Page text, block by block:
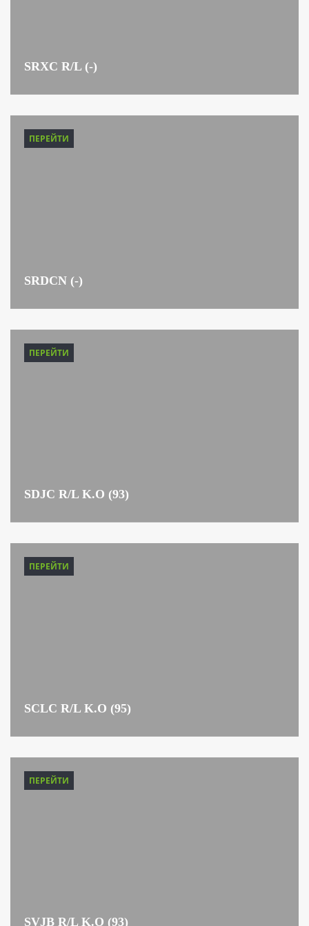
SRXC R/L (-)
ПЕРЕЙТИ
SRDCN (-)
ПЕРЕЙТИ
SDJC R/L K.O (93)
ПЕРЕЙТИ
SCLC R/L K.O (95)
ПЕРЕЙТИ
SVJB R/L K.O (93)